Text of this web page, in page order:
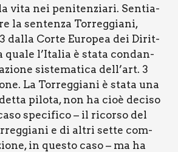
vita nei peni­ten­zia­ri. Sen­tia­
la sen­ten­za Tor­reg­gia­ni,
dal­la Cor­te Euro­pea dei Dirit­
qua­le l’Italia è sta­ta con­dan­
siste­ma­ti­ca dell’art. 3
La Tor­reg­gia­ni è sta­ta una
pilo­ta, non ha cioè deci­so
spe­ci­fi­co – il ricor­so del
e di altri set­te com­
in que­sto caso – ma ha